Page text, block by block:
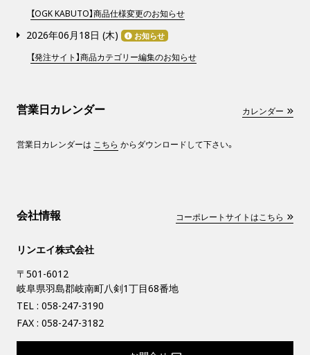
【OGK KABUTO】商品仕様変更のお知らせ
2026年06月18日 (木) お知らせ
【発注サイト】商品カテゴリー編集のお知らせ
営業日カレンダー カレンダー
営業日カレンダーは こちら からダウンロードして下さい。
会社情報 コーポレートサイトはこちら
リンエイ株式会社
〒501-6012
岐阜県羽島郡岐南町八剣1丁目68番地
TEL : 058-247-3190
FAX : 058-247-3182